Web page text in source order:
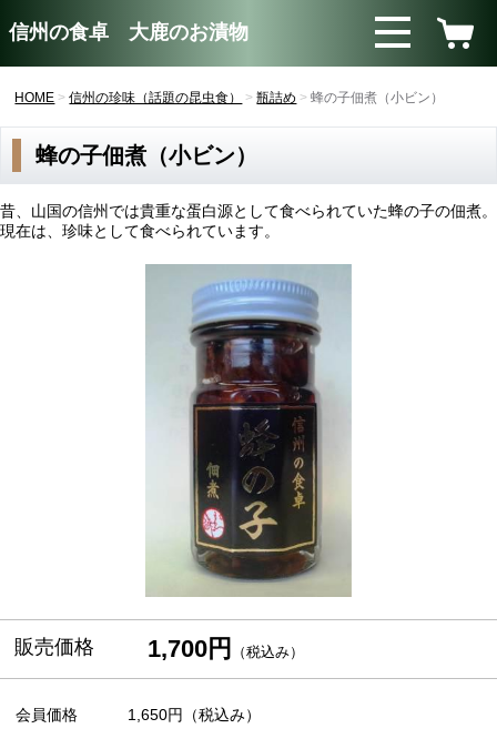
信州の食卓 大鹿のお漬物
HOME 信州の珍味（話題の昆虫食） 瓶詰め 蜂の子佃煮（小ビン）
蜂の子佃煮（小ビン）
昔、山国の信州では貴重な蛋白源として食べられていた蜂の子の佃煮。
現在は、珍味として食べられています。
販売価格 1,700円 （税込み）
会員価格 1,650円 （税込み）